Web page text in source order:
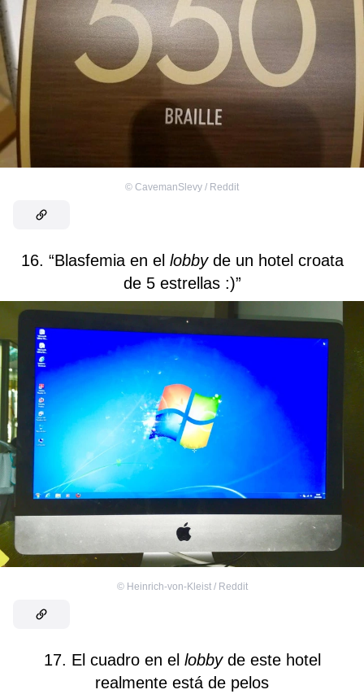
© CavemanSlevy / Reddit
16. “Blasfemia en el lobbyde un hotel croata
de 5 estrellas :)”
© Heinrich-von-Kleist / Reddit
17. El cuadro en el lobby de este hotel
realmente está de pelos